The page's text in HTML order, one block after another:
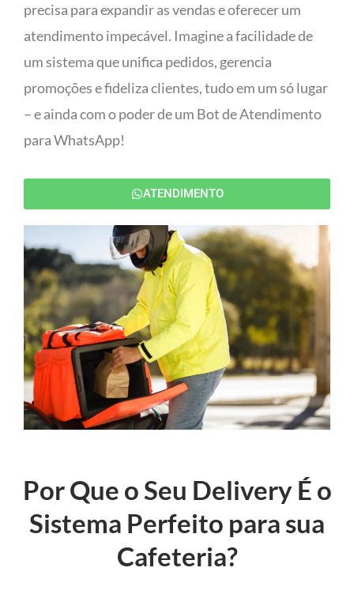
precisa para expandir as vendas e oferecer um
atendimento impecável. Imagine a facilidade de
um sistema que unifica pedidos, gerencia
promoções e fideliza clientes, tudo em um só lugar
– e ainda com o poder de um Bot de Atendimento
para WhatsApp!
ATENDIMENTO
Por Que o Seu Delivery É o
Sistema Perfeito para sua
Cafeteria?